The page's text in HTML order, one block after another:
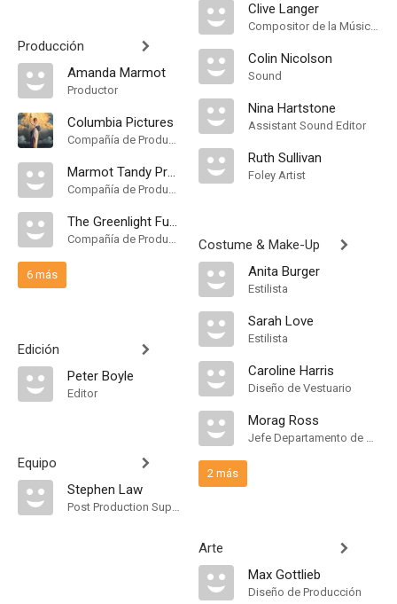
Producción
Amanda Marmot
Productor
Columbia Pictures
Compañía de Produccion
Marmot Tandy Productions
Compañía de Produccion
The Greenlight Fund
Compañía de Produccion
6 más
Edición
Peter Boyle
Editor
Equipo
Stephen Law
Post Production Supervisor
Clive Langer
Compositor de la Música Original
Colin Nicolson
Sound
Nina Hartstone
Assistant Sound Editor
Ruth Sullivan
Foley Artist
Costume & Make-Up
Anita Burger
Estilista
Sarah Love
Estilista
Caroline Harris
Diseño de Vestuario
Morag Ross
Jefe Departamento de Maquillaje
2 más
Arte
Max Gottlieb
Diseño de Producción